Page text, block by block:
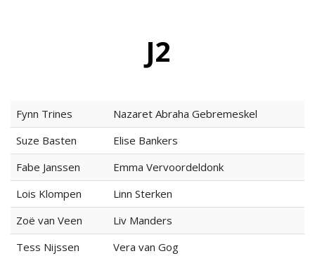
J2
Fynn Trines
Nazaret Abraha Gebremeskel
Suze Basten
Elise Bankers
Fabe Janssen
Emma Vervoordeldonk
Lois Klompen
Linn Sterken
Zoë van Veen
Liv Manders
Tess Nijssen
Vera van Gog